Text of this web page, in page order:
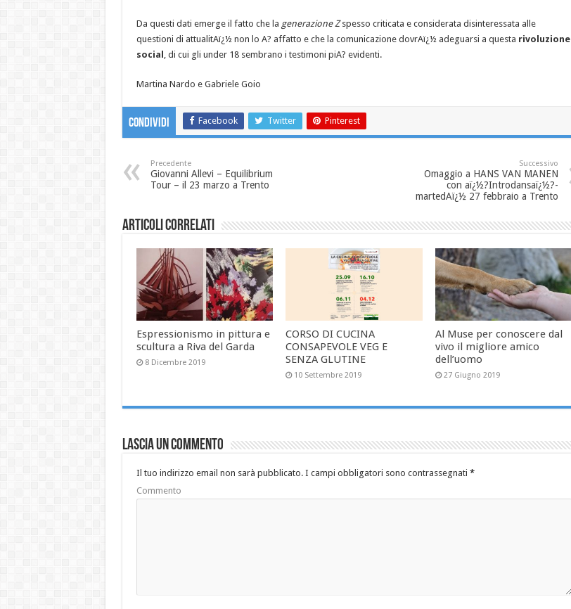
Da questi dati emerge il fatto che la generazione Zspesso criticata e considerata disinteressata alle
questioni di attualitAï¿½ non lo A? affatto e che la comunicazione dovrAï¿½ adeguarsi a questa rivoluzione
social , di cui gli under 18 sembrano i testimoni piA? evidenti.
Martina Nardo e Gabriele Goio
Condividi Facebook Twitter Pinterest
Precedente
Giovanni Allevi – Equilibrium
Tour – il 23 marzo a Trento
Successivo
Omaggio a HANS VAN MANEN
con aï¿½?Introdansaï¿½?-
martedAï¿½ 27 febbraio a Trento
Articoli correlati
Espressionismo in pittura e
scultura a Riva del Garda
8 Dicembre 2019
CORSO DI CUCINA
CONSAPEVOLE VEG E
SENZA GLUTINE
10 Settembre 2019
Al Muse per conoscere dal
vivo il migliore amico
dell’uomo
27 Giugno 2019
Lascia un commento
Il tuo indirizzo email non sarà pubblicato.I campi obbligatori sono contrassegnati *
Commento